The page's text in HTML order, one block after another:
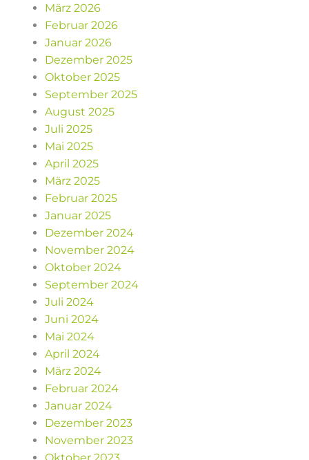
März 2026
Februar 2026
Januar 2026
Dezember 2025
Oktober 2025
September 2025
August 2025
Juli 2025
Mai 2025
April 2025
März 2025
Februar 2025
Januar 2025
Dezember 2024
November 2024
Oktober 2024
September 2024
Juli 2024
Juni 2024
Mai 2024
April 2024
März 2024
Februar 2024
Januar 2024
Dezember 2023
November 2023